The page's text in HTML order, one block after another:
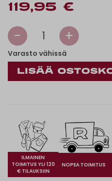
119,95 €
- 1 +
Varasto vähissä
ILMAINEN
TOIMITUS YLI 120
€ TILAUKSIIN
NOPEA TOIMITUS